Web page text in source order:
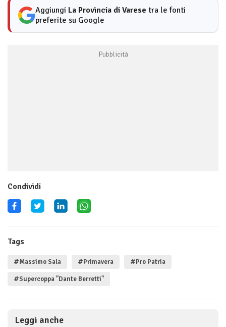
Aggiungi La Provincia di Varese tra le fonti
preferite su Google
Condividi
Tags
#Massimo Sala #Primavera #Pro Patria
#Supercoppa "Dante Berretti"
Leggi anche